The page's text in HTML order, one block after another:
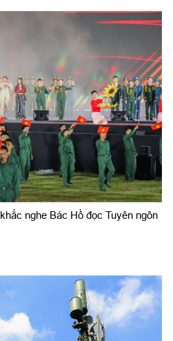
nghe Bác Hồ đọc Tuyên ngôn